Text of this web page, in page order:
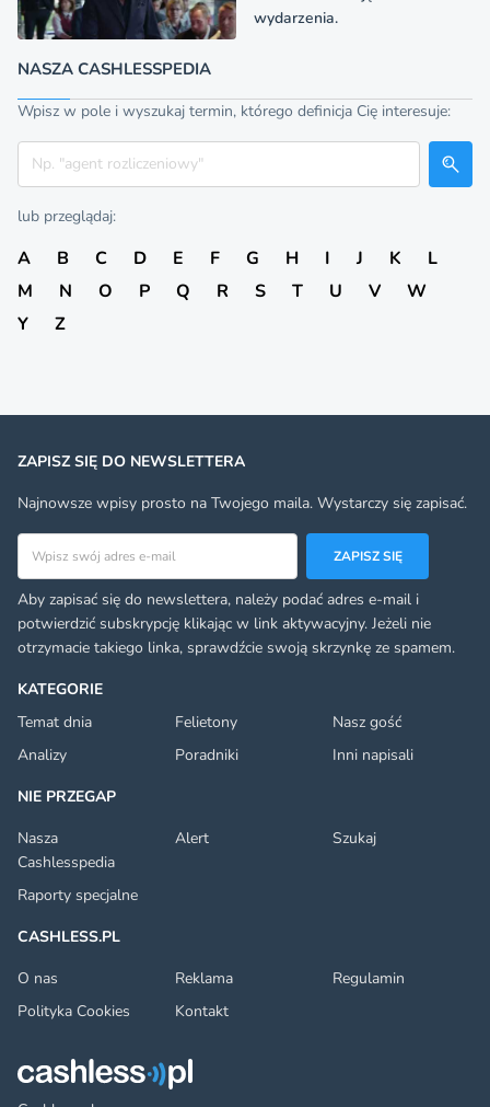
wydarzenia.
NASZA CASHLESSPEDIA
Wpisz w pole i wyszukaj termin, którego definicja Cię interesuje:
Szukaj
lub przeglądaj:
A B C D E F G H I J K
L
M
N O P Q R S T U V
W
Y
Z
KATEGORIE
Temat dnia
Felietony
Nasz gość
Analizy
Poradniki
Inni napisali
NIE PRZEGAP
Nasza
Cashlesspedia
Alert Szukaj
Raporty specjalne
CASHLESS.PL
O nas
Reklama
Regulamin
Polityka Cookies
Kontakt
ZAPISZ SIĘ DO NEWSLETTERA
Najnowsze wpisy prosto na Twojego maila. Wystarczy się zapisać.
Adres email
ZAPISZ SIĘ
Aby zapisać się do newslettera, należy podać adres e-mail i
potwierdzić subskrypcję klikając w link aktywacyjny. Jeżeli nie
otrzymacie takiego linka, sprawdźcie swoją skrzynkę ze spamem.